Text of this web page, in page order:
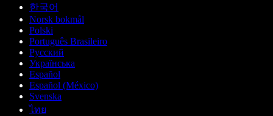
한국어
Norsk bokmål
Polski
Português Brasileiro
Русский
Українська
Español
Español (México)
Svenska
ไทย